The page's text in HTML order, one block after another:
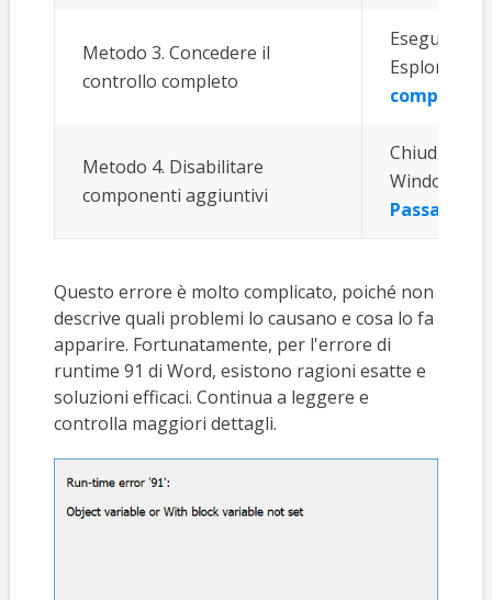
Metodo 3. Concedere il
controllo completo
Esegui
Esplora
completi
Metodo 4. Disabilitare
componenti aggiuntivi
Chiudi
Windows e
Passaggi
Questo errore è molto complicato, poiché non
descrive quali problemi lo causano e cosa lo fa
apparire. Fortunatamente, per l'errore di
runtime 91 di Word, esistono ragioni esatte e
soluzioni efficaci. Continua a leggere e
controlla maggiori dettagli.